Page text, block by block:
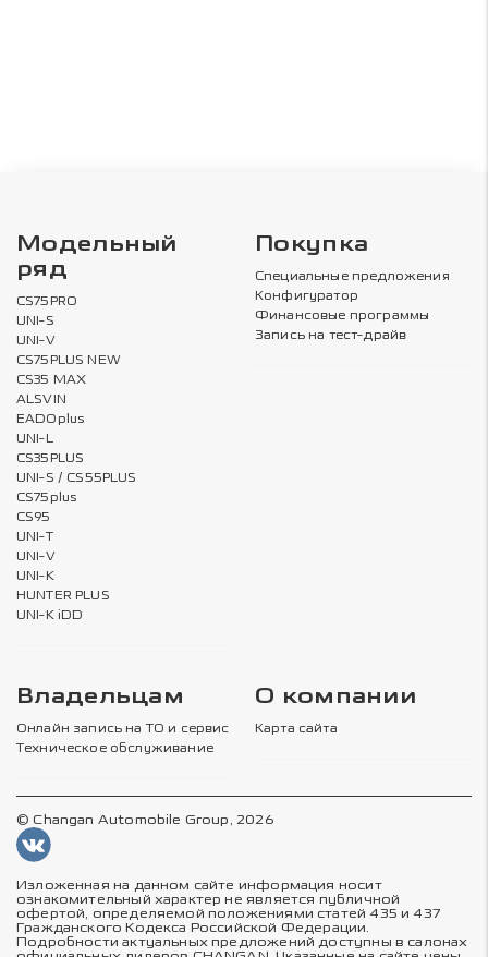
Модельный
ряд
CS75PRO
UNI-S
UNI-V
CS75PLUS NEW
CS35 MAX
ALSVIN
EADOplus
UNI-L
CS35PLUS
UNI-S / CS55PLUS
CS75plus
CS95
UNI-T
UNI-V
UNI-K
HUNTER PLUS
UNI-K iDD
Покупка
Специальные предложения
Конфигуратор
Финансовые программы
Запись на тест-драйв
Владельцам
Онлайн запись на ТО и сервис
Техническое обслуживание
О компании
Карта сайта
© Changan Automobile Group, 2026
Изложенная на данном сайте информация носит
ознакомительный характер не является публичной
офертой, определяемой положениями статей 435 и 437
Гражданского Кодекса Российской Федерации.
Подробности актуальных предложений доступны в салонах